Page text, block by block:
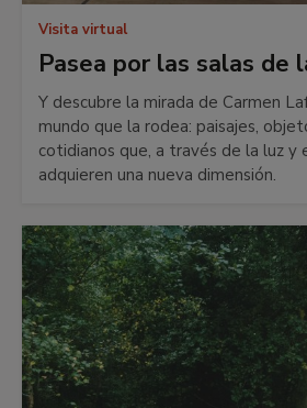
Visita virtual
Pasea por las salas de
Y descubre la mirada de Carmen
mundo que la rodea: paisajes,
cotidianos que, a través de la luz y
adquieren una nueva dimensión.